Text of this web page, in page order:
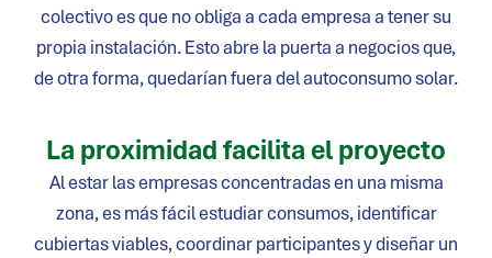
colectivo es que no obliga a cada empresa a tener su
propia instalación. Esto abre la puerta a negocios que,
de otra forma, quedarían fuera del autoconsumo solar.
La proximidad facilita el proyecto
Al estar las empresas concentradas en una misma
zona, es más fácil estudiar consumos, identificar
cubiertas viables, coordinar participantes y diseñar un